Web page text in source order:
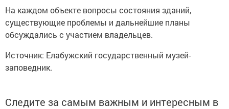
На каждом объекте вопросы состояния зданий,
существующие проблемы и дальнейшие планы
обсуждались с участием владельцев.
Источник: Елабужский государственный музей-
заповедник.
Следите за самым важным и интересным в